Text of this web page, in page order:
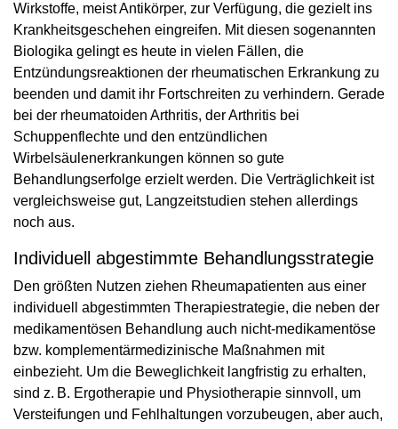
Wirkstoffe, meist Antikörper, zur Verfügung, die gezielt ins
Krankheitsgeschehen eingreifen. Mit diesen sogenannten
Biologika gelingt es heute in vielen Fällen, die
Entzündungsreaktionen der rheumatischen Erkrankung zu
beenden und damit ihr Fortschreiten zu verhindern. Gerade
bei der rheumatoiden Arthritis, der Arthritis bei
Schuppenflechte und den entzündlichen
Wirbelsäulenerkrankungen können so gute
Behandlungserfolge erzielt werden. Die Verträglichkeit ist
vergleichsweise gut, Langzeitstudien stehen allerdings
noch aus.
Individuell abgestimmte Behandlungsstrategie
Den größten Nutzen ziehen Rheumapatienten aus einer
individuell abgestimmten Therapiestrategie, die neben der
medikamentösen Behandlung auch nicht-medikamentöse
bzw. komplementärmedizinische Maßnahmen mit
einbezieht. Um die Beweglichkeit langfristig zu erhalten,
sind z. B. Ergotherapie und Physiotherapie sinnvoll, um
Versteifungen und Fehlhaltungen vorzubeugen, aber auch,